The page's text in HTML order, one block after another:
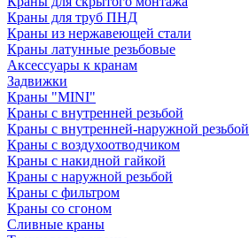
Краны для труб ПНД
Краны из нержавеющей стали
Краны латунные резьбовые
Аксессуары к кранам
Задвижки
Краны "MINI"
Краны с внутренней резьбой
Краны с внутренней-наружной резьбой
Краны с воздухоотводчиком
Краны с накидной гайкой
Краны с наружной резьбой
Краны с фильтром
Краны со сгоном
Сливные краны